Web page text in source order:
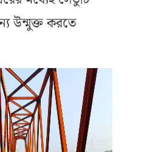
উন্মুক্ত করতে